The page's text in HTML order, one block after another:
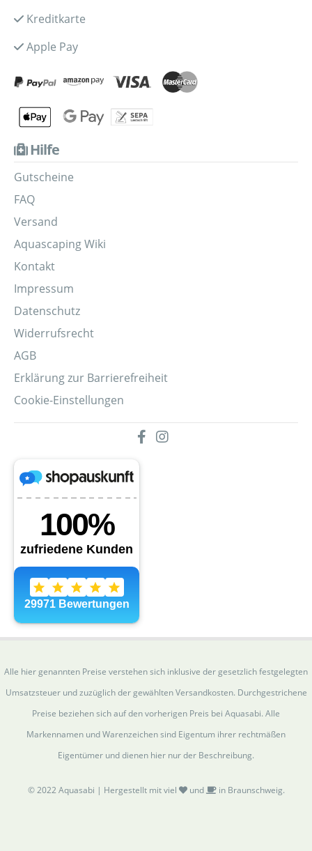
Kreditkarte
Apple Pay
Hilfe
Gutscheine
FAQ
Versand
Aquascaping Wiki
Kontakt
Impressum
Datenschutz
Widerrufsrecht
AGB
Erklärung zur Barrierefreiheit
Cookie-Einstellungen
Alle hier genannten Preise verstehen sich inklusive der gesetzlich festgelegten
Umsatzsteuer und zuzüglich der gewählten Versandkosten. Durchgestrichene
Preise beziehen sich auf den vorherigen Preis bei Aquasabi. Alle
Markennamen und Warenzeichen sind Eigentum ihrer rechtmäßen
Eigentümer und dienen hier nur der Beschreibung.
© 2022 Aquasabi | Hergestellt mit viel und in Braunschweig.